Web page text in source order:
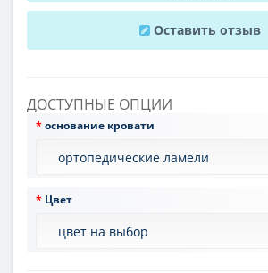
Оставить отзыв
ДОСТУПНЫЕ ОПЦИИ
основание кровати
Цвет